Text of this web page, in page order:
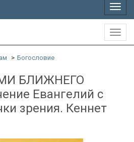
Меню
Богословие
БЛИЖНЕГО
Евангелий с
зрения. Кеннет